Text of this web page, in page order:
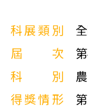
科展類別
屆次
科別
得獎情形